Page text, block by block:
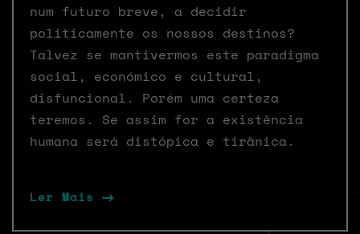
num futuro breve, a decidir
politicamente os nossos destinos?
Talvez se mantivermos este paradigma
social, económico e cultural,
disfuncional. Porém uma certeza
teremos. Se assim for a existência
humana será distópica e tirânica.
Ler Mais